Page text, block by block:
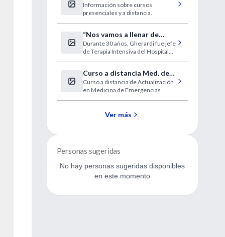
Información sobre cursos
presenciales y a distancia.
“Nos vamos a llenar de
enfermos en estado
vegetativo”
Durante 30 años, Gherardi fue jefe
de Terapia Intensiva del Hospital
Curso a distancia Med. de
Emergencias
Curso a distancia de Actualización
en Medicina de Emergencias
Ver más
Personas sugeridas
No hay personas sugeridas disponibles
en este momento